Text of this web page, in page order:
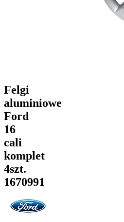
Felgi
aluminiowe
Ford
16
cali
komplet
4szt.
1670991